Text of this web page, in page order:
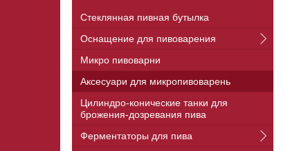
Стеклянная пивная бутылка
Оснащение для пивоварения
Микро пивоварни
Аксесуари для микропивоварень
Цилиндро-конические танки для
брожения-дозревания пива
Ферментаторы для пива